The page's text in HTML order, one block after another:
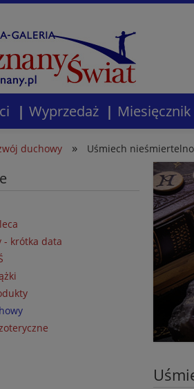
Wyprzedaż
duchowy » Uśmiech
- krótka data